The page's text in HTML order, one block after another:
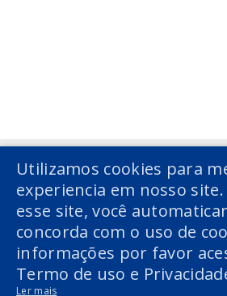
Utilizamos cookies para
experiencia em nosso
esse site, você
concorda com o uso de
informações por favor
Termo de uso e
Ler mais